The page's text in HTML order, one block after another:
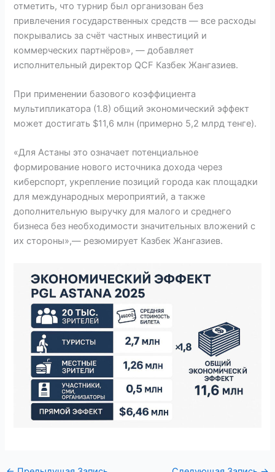
отметить, что турнир был организован без
привлечения государственных средств — все расходы
покрывались за счёт частных инвестиций и
коммерческих партнёров», — добавляет
исполнительный директор QCF Казбек Жангазиев.
При применении базового коэффициента
мультипликатора (1.8) общий экономический эффект
может достигать $11,6 млн (примерно 5,2 млрд тенге).
«Для Астаны это означает потенциальное
формирование нового источника дохода через
киберспорт, укрепление позиций города как площадки
для международных мероприятий, а также
дополнительную выручку для малого и среднего
бизнеса без необходимости значительных вложений с
их стороны»,— резюмирует Казбек Жангазиев.